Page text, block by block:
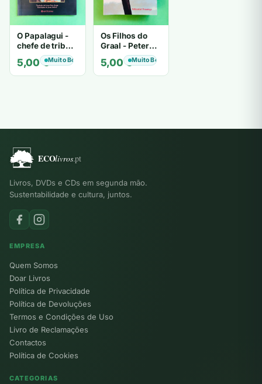
O Papalagui -
chefe de tribo
de tiavéa
5,00€Muito Bom
Os Filhos do
Graal - Peter
Berling
5,00€Muito Bom
Livros, DVDs e CDs em segunda mão.
Sustentabilidade e cultura, juntos.
EMPRESA
Quem Somos
Doar Livros
Política de Privacidade
Política de Devoluções
Termos e Condições de Uso
Livro de Reclamações
Contactos
Política de Cookies
CATEGORIAS